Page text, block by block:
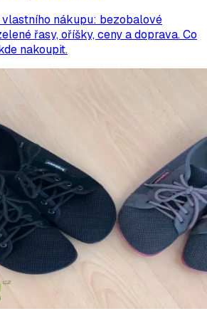
nákupu: bezobalové
řasy, oříšky, ceny a doprava. Co
nakoupit.